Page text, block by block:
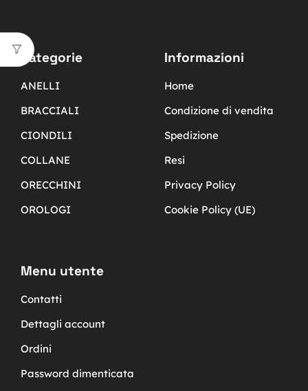
Categorie
ANELLI
BRACCIALI
CIONDILI
COLLANE
ORECCHINI
OROLOGI
Informazioni
Home
Condizione di vendita
Spedizione
Resi
Privacy Policy
Cookie Policy (UE)
Menu utente
Contatti
Dettagli account
Ordini
Password dimenticata